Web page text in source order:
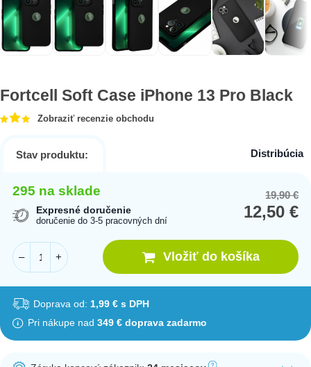
Fortcell Soft Case iPhone 13 Pro Black
Zobraziť recenzie obchodu
Stav produktu: Distribúcia
295 na sklade
Expresné doručenie
doručenie do 3-5 pracovných dní
19,90€
12,50€
–
+ Vložiť do košíka
Doprava od: 1,99 € s DPH
Pri nákupe nad 349 € doprava zadarmo